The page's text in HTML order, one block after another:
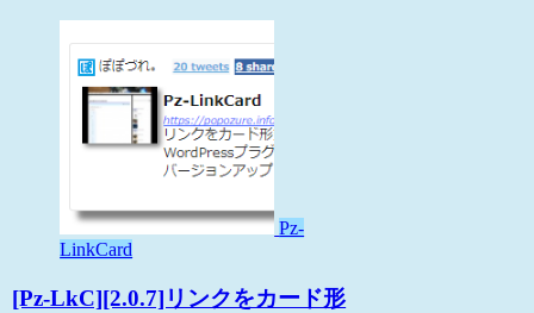
Pz-
LinkCard
[Pz-LkC][2.0.7]リンクをカード形